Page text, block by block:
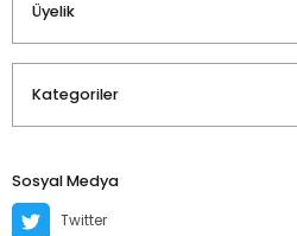
Üyelik
Kategoriler
Sosyal Medya
Twitter